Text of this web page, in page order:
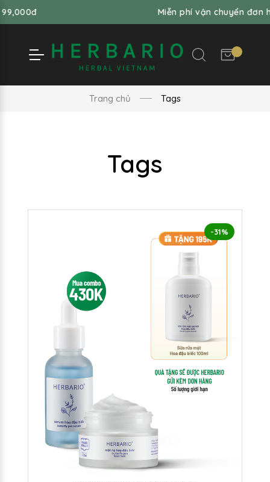
Miễn phí vận chuyển đơn hàng từ
Trang chủ Tags
Tags
-31%